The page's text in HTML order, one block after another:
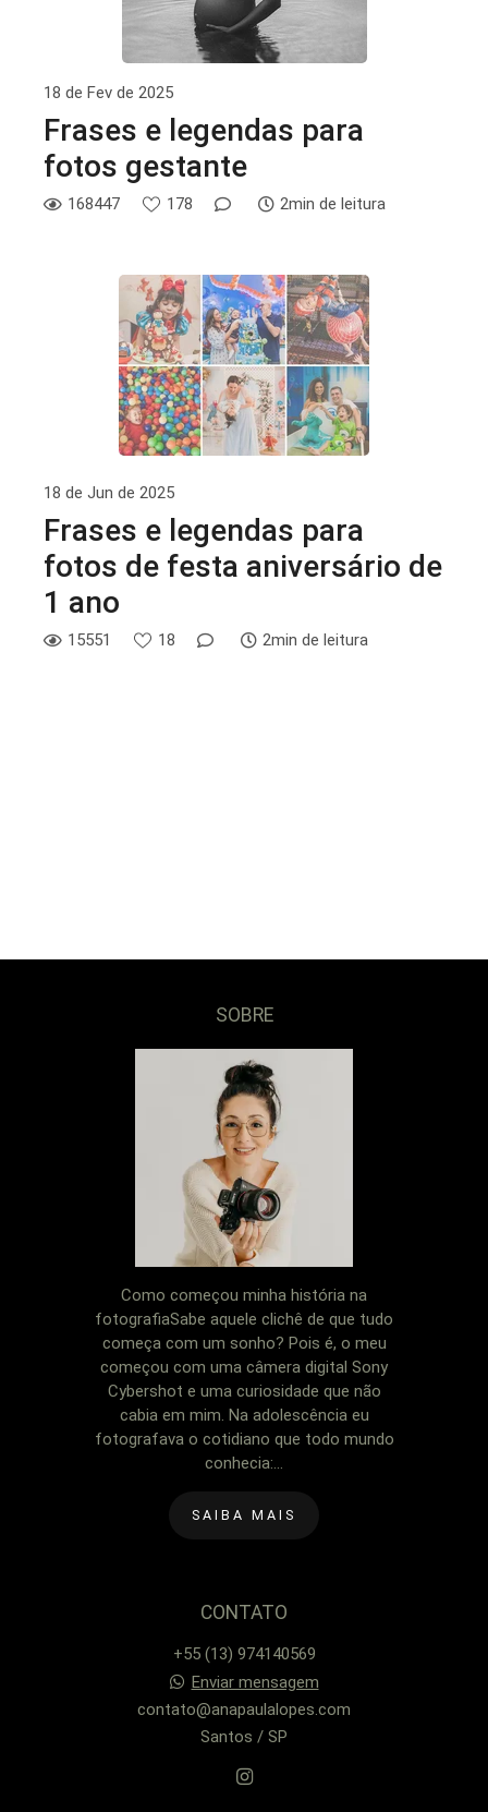
18 de Fev de 2025
Frases e legendas para
fotos gestante
168447 178 2min de leitura
18 de Jun de 2025
Frases e legendas para
fotos de festa aniversário de
1 ano
15551 18 2min de leitura
SOBRE
Como começou minha história na
fotografiaSabe aquele clichê de que tudo
começa com um sonho? Pois é, o meu
começou com uma câmera digital Sony
Cybershot e uma curiosidade que não
cabia em mim. Na adolescência eu
fotografava o cotidiano que todo mundo
conhecia:...
SAIBA MAIS
CONTATO
+55 (13) 974140569
Enviar mensagem
contato@anapaulalopes.com
Santos / SP